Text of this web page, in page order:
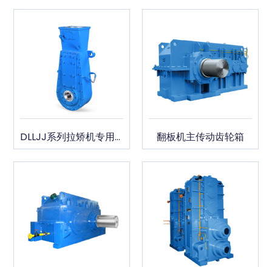
DLLJJ系列拉矫机专用减速机 翻板机主传动齿轮箱